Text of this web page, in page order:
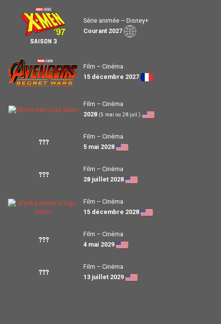
SAISON 3
Série animée – Disney+
Courant 2027
Film – Cinéma
15 décembre 2027
Film – Cinéma
2028 (5 mai ou 28 juil.)
???
Film – Cinéma
5 mai 2028
???
Film – Cinéma
28 juillet 2028
Film – Cinéma
15 décembre 2028
???
Film – Cinéma
4 mai 2029
???
Film – Cinéma
13 juillet 2029